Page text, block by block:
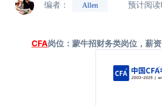
编者： Allen 预计阅读
CFA岗位：蒙牛招财务类岗位，薪